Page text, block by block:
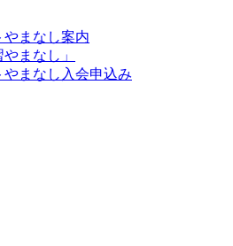
やまなし案内
まなし」
まなし入会申込み